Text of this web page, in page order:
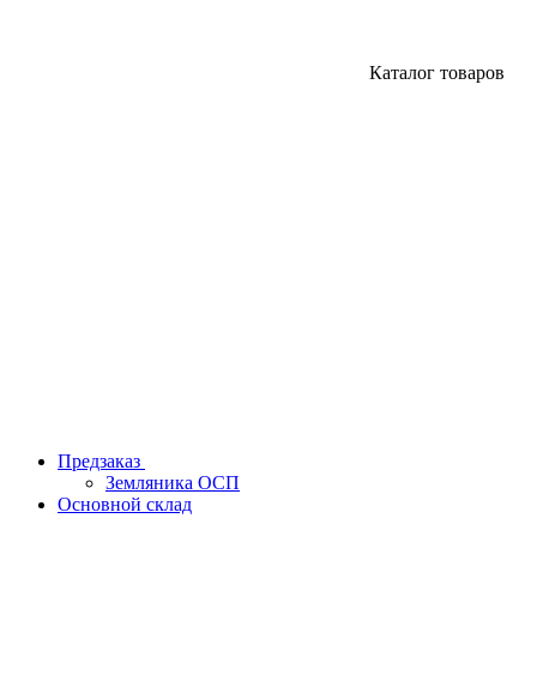
Каталог товаров
Предзаказ
Земляника ОСП
Основной склад